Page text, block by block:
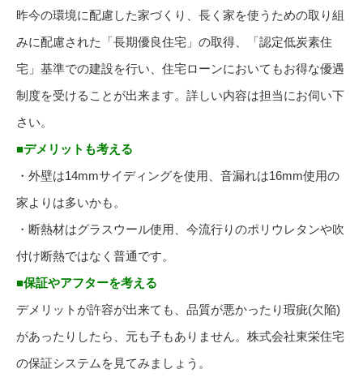
昨今の環境に配慮した家づくり、長く家を使うための取り組
みに配慮された「長期優良住宅」の取得、「認定低炭素住
宅」基準での建設を行い、住宅ローンにおいてもお得な優遇
制度を受けることが出来ます。詳しい内容は担当にお伺い下
さい。
■デメリットも考える
・外壁は14mmサイディングを使用、音漏れは16mm使用の
家よりは多いかも。
・断熱材はグラスウール使用、今流行りのポリウレタンや吹
付け断熱ではなく普通です。
■保証やアフターを考える
デメリットが許容が出来ても、品質が悪かったり瑕疵(欠陥)
があったりしたら、元も子もありません。株式会社東栄住宅
の保証システムを見てみましょう。